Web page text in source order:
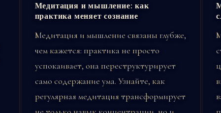
Медитация и мышление: как
практика меняет сознание
Медитация и мышление связаны глубже,
чем кажется: практика не просто
успокаивает, она переструктурирует
само содержание ума. Узнайте, как
регулярная медитация трансформирует